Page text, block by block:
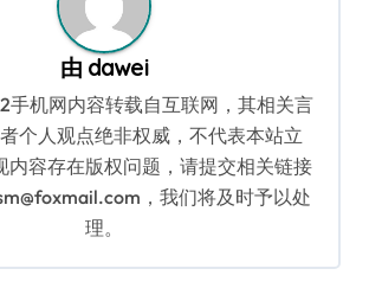
由 dawei
手机网内容转载自互联网，其相关言
个人观点绝非权威，不代表本站立
内容存在版权问题，请提交相关链接
，我们将及时予以处
理。